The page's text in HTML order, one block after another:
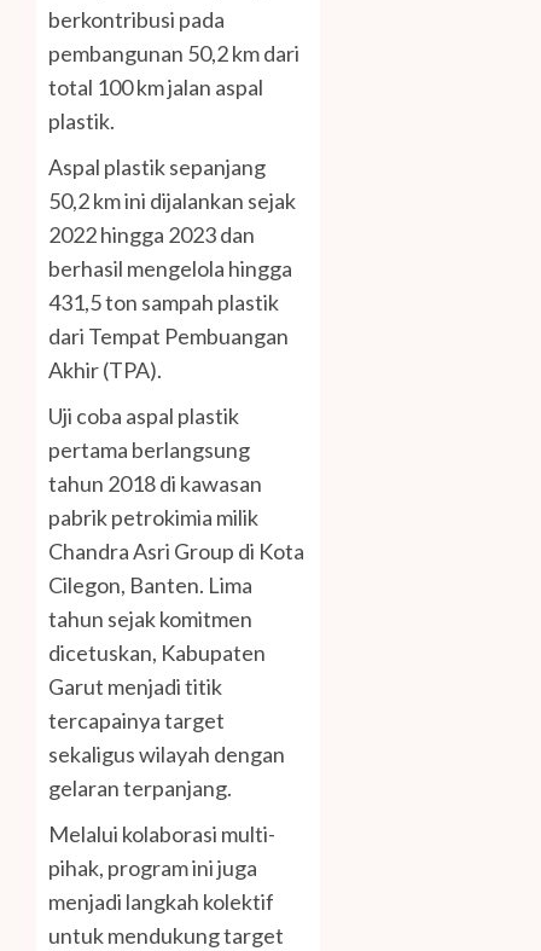
berkontribusi pada
pembangunan 50,2 km dari
total 100 km jalan aspal
plastik.
Aspal plastik sepanjang
50,2 km ini dijalankan sejak
2022 hingga 2023 dan
berhasil mengelola hingga
431,5 ton sampah plastik
dari Tempat Pembuangan
Akhir (TPA).
Uji coba aspal plastik
pertama berlangsung
tahun 2018 di kawasan
pabrik petrokimia milik
Chandra Asri Group di Kota
Cilegon, Banten. Lima
tahun sejak komitmen
dicetuskan, Kabupaten
Garut menjadi titik
tercapainya target
sekaligus wilayah dengan
gelaran terpanjang.
Melalui kolaborasi multi-
pihak, program ini juga
menjadi langkah kolektif
untuk mendukung target